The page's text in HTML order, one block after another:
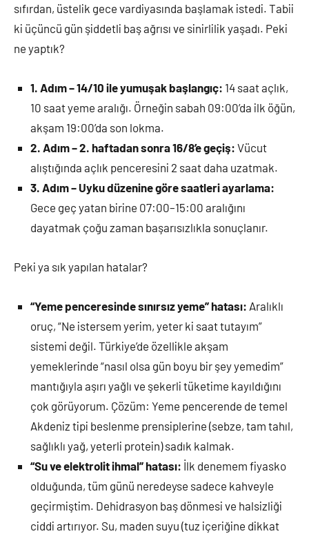
sıfırdan, üstelik gece vardiyasında başlamak istedi. Tabii
ki üçüncü gün şiddetli baş ağrısı ve sinirlilik yaşadı. Peki
ne yaptık?
1. Adım – 14/10 ile yumuşak başlangıç: 14 saat açlık,
10 saat yeme aralığı. Örneğin sabah 09:00’da ilk öğün,
akşam 19:00’da son lokma.
2. Adım – 2. haftadan sonra 16/8’e geçiş: Vücut
alıştığında açlık penceresini 2 saat daha uzatmak.
3. Adım – Uyku düzenine göre saatleri ayarlama:
Gece geç yatan birine 07:00–15:00 aralığını
dayatmak çoğu zaman başarısızlıkla sonuçlanır.
Peki ya sık yapılan hatalar?
“Yeme penceresinde sınırsız yeme” hatası: Aralıklı
oruç, “Ne istersem yerim, yeter ki saat tutayım”
sistemi değil. Türkiye’de özellikle akşam
yemeklerinde “nasıl olsa gün boyu bir şey yemedim”
mantığıyla aşırı yağlı ve şekerli tüketime kayıldığını
çok görüyorum. Çözüm: Yeme pencerende de temel
Akdeniz tipi beslenme prensiplerine (sebze, tam tahıl,
sağlıklı yağ, yeterli protein) sadık kalmak.
“Su ve elektrolit ihmal” hatası: İlk denemem fiyasko
olduğunda, tüm günü neredeyse sadece kahveyle
geçirmiştim. Dehidrasyon baş dönmesi ve halsizliği
ciddi artırıyor. Su, maden suyu (tuz içeriğine dikkat